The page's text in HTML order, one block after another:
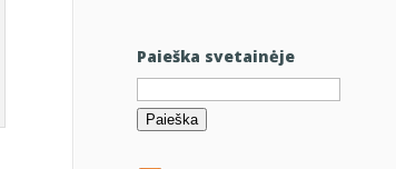
Paieška svetainėje
Ieškoti: